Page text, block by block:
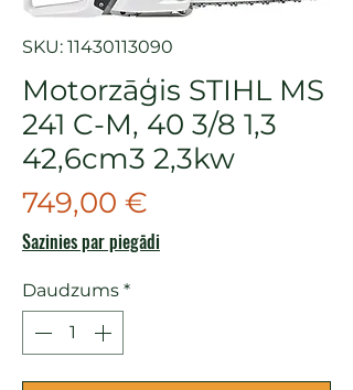
SKU: 11430113090
Motorzāģis STIHL MS
241 C-M, 40 3/8 1,3
42,6cm3 2,3kw
749,00 €
Sazinies par piegādi
Daudzums *